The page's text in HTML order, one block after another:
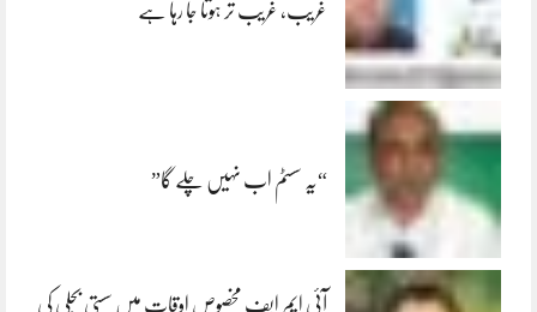
غریب، غریب تر ہوتا جا رہا ہے
“یہ سسٹم اب نہیں چلے گا”
آئی ایم ایف مخصوص اوقات میں سستی بجلی کی